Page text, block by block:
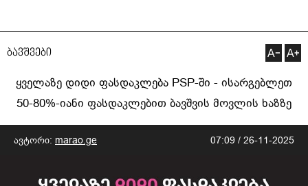
ბავშვები
ყველაზე დიდი ფასდაკლება PSP-ში - ისარგებლეთ
50-80%-იანი ფასდაკლებით ბავშვის მოვლის ხაზზე
ავტორი: marao.ge 07:09 / 26-11-2025